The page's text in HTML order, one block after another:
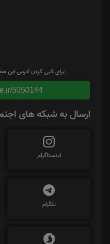
برای کپی کردن آدرس این
5050144
ارسال به شبکه های
اینستاگرام
تلگرام